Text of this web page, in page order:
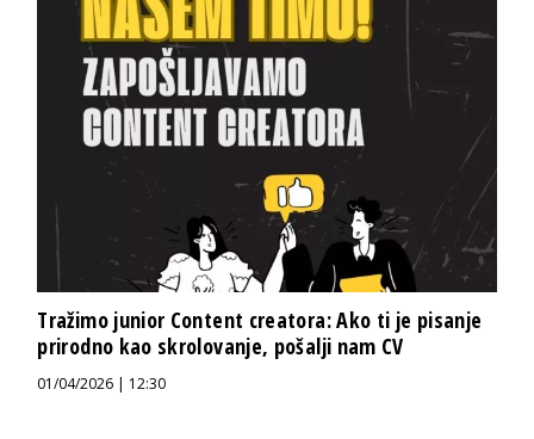
Tražimo junior Content creatora: Ako ti je pisanje
prirodno kao skrolovanje, pošalji nam CV
01/04/2026 | 12:30